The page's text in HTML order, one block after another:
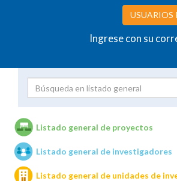
USUARIOS
Ingrese con su
Unidades de investigación
Listado general de proyectos
Listado general de investigadores
Listado general de unidades de